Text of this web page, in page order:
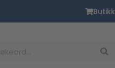
Butikk